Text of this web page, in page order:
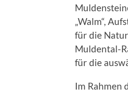
„Walm“,
für die
Muldental-
für die
Im Rahmen